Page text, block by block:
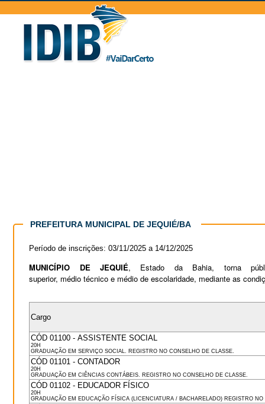
PREFEITURA MUNICIPAL DE JEQUIÉ/BA
Período de inscrições: 03/11/2025 a 14/12/2025
MUNICÍPIO DE JEQUIÉ, Estado da Bahia, torna
superior, médio técnico e médio de escolaridade, mediante as
Cargo
CÓD 01100 - ASSISTENTE SOCIAL
20H
GRADUAÇÃO EM SERVIÇO SOCIAL. REGISTRO NO CONSELHO DE CLASSE.
CÓD 01101 - CONTADOR
20H
GRADUAÇÃO EM CIÊNCIAS CONTÁBEIS. REGISTRO NO CONSELHO DE CLASSE.
CÓD 01102 - EDUCADOR FÍSICO
20H
GRADUAÇÃO EM EDUCAÇÃO